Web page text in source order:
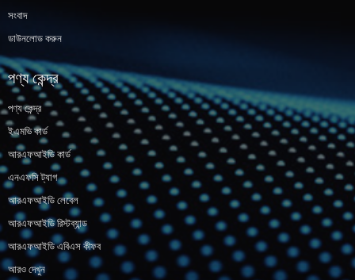
সংবাদ
ডাউনলোড করুন
পণ্য কেন্দ্র
পণ্য কেন্দ্র
ইএমভি কার্ড
আরএফআইডি কার্ড
এনএফসি ট্যাগ
আরএফআইডি লেবেল
আরএফআইডি রিস্টব্যান্ড
আরএফআইডি এবিএস কীফব
আরও দেখুন